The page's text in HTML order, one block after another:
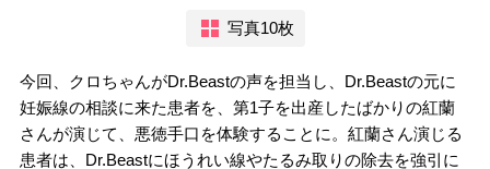
写真10枚
今回、クロちゃんがDr.Beastの声を担当し、Dr.Beastの元に
妊娠線の相談に来た患者を、第1子を出産したばかりの紅蘭
さんが演じて、悪徳手口を体験することに。紅蘭さん演じる
患者は、Dr.Beastにほうれい線やたるみ取りの除去を強引に